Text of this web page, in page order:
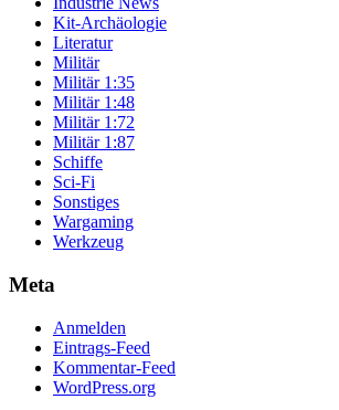
Kit-Archäologie
Literatur
Militär
Militär 1:35
Militär 1:48
Militär 1:72
Militär 1:87
Schiffe
Sci-Fi
Sonstiges
Wargaming
Werkzeug
Meta
Anmelden
Eintrags-Feed
Kommentar-Feed
WordPress.org